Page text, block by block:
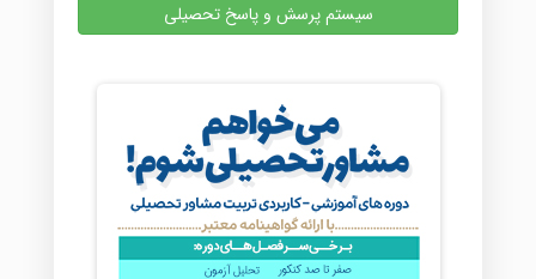
سیستم پرسش و پاسخ تحصیلی